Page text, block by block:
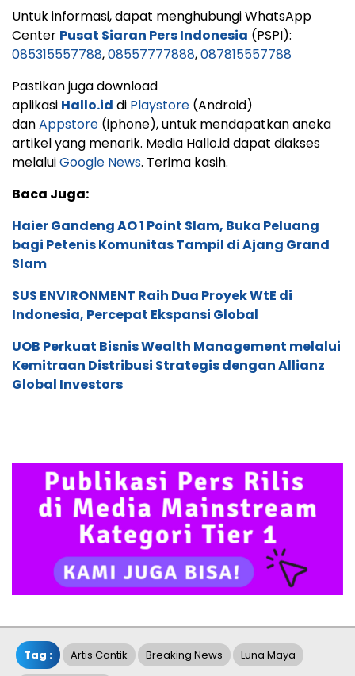
Untuk informasi, dapat menghubungi WhatsApp
Center Pusat Siaran Pers Indonesia (PSPI):
085315557788,08557777888,087815557788
Pastikan juga download
aplikasi Hallo.id di Playstore (Android)
danAppstore (iphone), untuk mendapatkan aneka
artikel yang menarik. Media Hallo.id dapat diakses
melaluiGoogle News. Terima kasih.
Baca Juga:
Haier Gandeng AO 1 Point Slam, Buka Peluang
bagi Petenis Komunitas Tampil di Ajang Grand
Slam
SUS ENVIRONMENT Raih Dua Proyek WtE di
Indonesia, Percepat Ekspansi Global
UOB Perkuat Bisnis Wealth Management melalui
Kemitraan Distribusi Strategis dengan Allianz
Global Investors
Tag : Artis Cantik Breaking News Luna Maya